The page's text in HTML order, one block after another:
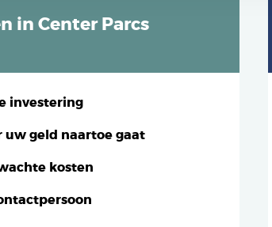
in Center Parcs
investering
uw geld naartoe gaat
kosten